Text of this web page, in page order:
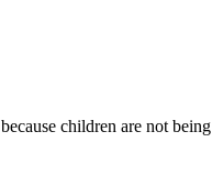
children are not being